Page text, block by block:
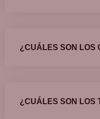
¿CUÁLES SON LOS
¿CUÁLES SON LOS